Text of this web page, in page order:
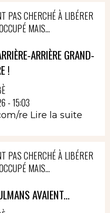
PAS CHERCHÉ À LIBÉRER
MAIS...
ARRIÈRE GRAND-
!
- 15:03
re Lire la suite
PAS CHERCHÉ À LIBÉRER
MAIS...
AVAIENT...